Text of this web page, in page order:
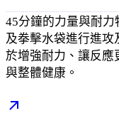
45分鐘的力量與耐
及拳擊水袋進行進攻
於增強耐力、讓反應
與整體健康。